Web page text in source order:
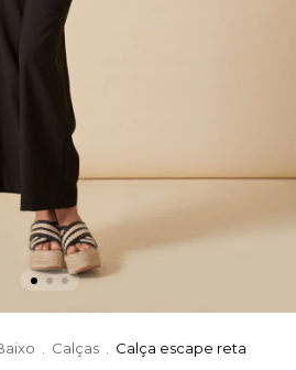
Calças
Calça escape reta